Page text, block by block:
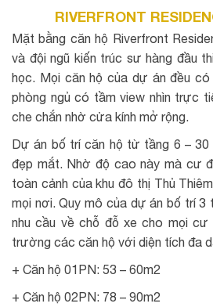
RIVERFRONT
Mặt bằng căn hộ Riverfront
và đội ngũ kiến trúc sư hàng đầu
học. Mọi căn hộ của dự án đều có
phòng ngủ có tầm view nhìn trực
che chắn nhờ cửa kính mở rộng.
Dự án bố trí căn hộ từ tầng 6 –
đẹp mắt. Nhờ độ cao này mà cư
toàn cảnh của khu đô thị Thủ
mọi nơi. Quy mô của dự án bố trí 3
nhu cầu về chỗ đỗ xe cho mọi
trường các căn hộ với diện tích đa
+ Căn hộ 01PN: 53 – 60m2
+ Căn hộ 02PN: 78 – 90m2